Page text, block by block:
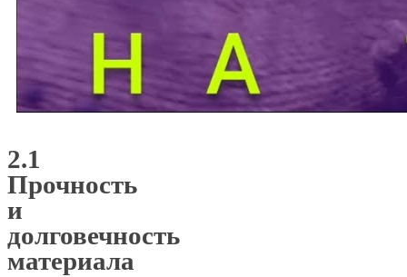
2.1
Прочность
и
долговечность
материала